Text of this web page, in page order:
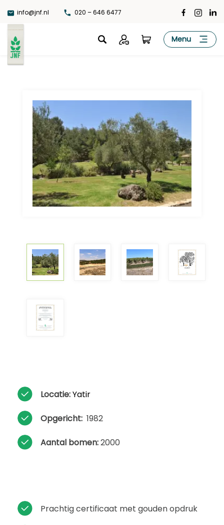
naar
de
inhoud
info@jnf.nl 020 – 646 6477
JNF Menu
Locatie:Yatir
Opgericht: 1982
Aantal bomen:2000
Prachtig certificaat met gouden opdruk